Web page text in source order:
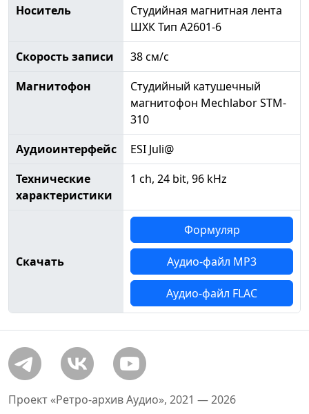
Носитель
Студийная магнитная лента
ШХК Тип А2601-6
Скорость записи
38 см/с
Магнитофон
Студийный катушечный
магнитофон Mechlabor STM-
310
Аудиоинтерфейс
ESI Juli@
Технические
характеристики
1 ch, 24 bit, 96 kHz
Скачать
Формуляр
Аудио-файл MP3
Аудио-файл FLAC
Проект «Ретро-архив Аудио», 2021 — 2026